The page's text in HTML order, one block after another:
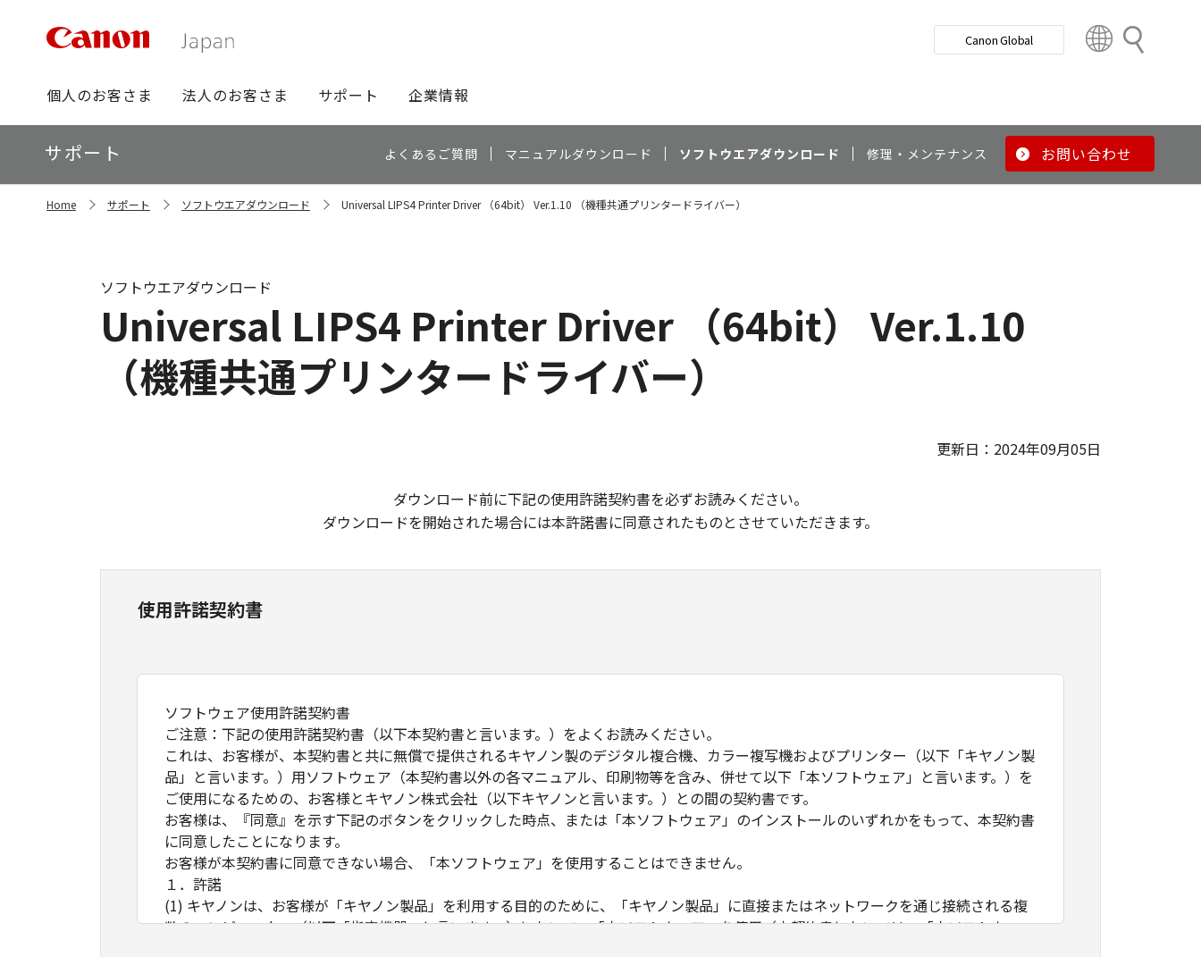
検
グ
ロ
ー
バ
ビ
個人のお客さま 法人のお客さま サポート 企業情報
Canon Global
t
y
ロ
ー
カ
ル
サポート よくあるご質問 マニュアルダウンロード ソフトウエアダウンロード 修理・メンテナンス お問い合わせ
Home サポート ソフトウエアダウンロード Universal LIPS4 Printer Driver （64bit） Ver.1.10 （機種共通プリンタードライバー）
Universal LIPS4 Printer Driver （64bit） Ver.1.10
（機種共通プリンタードライバー）
ソフトウエアダウンロード
更新日：2024年09月05日
ダウンロード前に下記の使用許諾契約書を必ずお読みください。
ダウンロードを開始された場合には本許諾書に同意されたものとさせていただきます。
使用許諾契約書
ソフトウェア使用許諾契約書
ご注意：下記の使用許諾契約書（以下本契約書と言います。）をよくお読みください。
これは、お客様が、本契約書と共に無償で提供されるキヤノン製のデジタル複合機、カラー複写機およびプリンター（以下「キヤノン製
品」と言います。）用ソフトウェア（本契約書以外の各マニュアル、印刷物等を含み、併せて以下「本ソフトウェア」と言います。）を
ご使用になるための、お客様とキヤノン株式会社（以下キヤノンと言います。）との間の契約書です。
お客様は、『同意』を示す下記のボタンをクリックした時点、または「本ソフトウェア」のインストールのいずれかをもって、本契約書
に同意したことになります。
お客様が本契約書に同意できない場合、「本ソフトウェア」を使用することはできません。
１．許諾
(1) キヤノンは、お客様が「キヤノン製品」を利用する目的のために、「キヤノン製品」に直接またはネットワークを通じ接続される複
数のコンピューター（以下「指定機器」と言います。）において、「本ソフトウェア」を使用（本契約書においては、「本ソフトウェ